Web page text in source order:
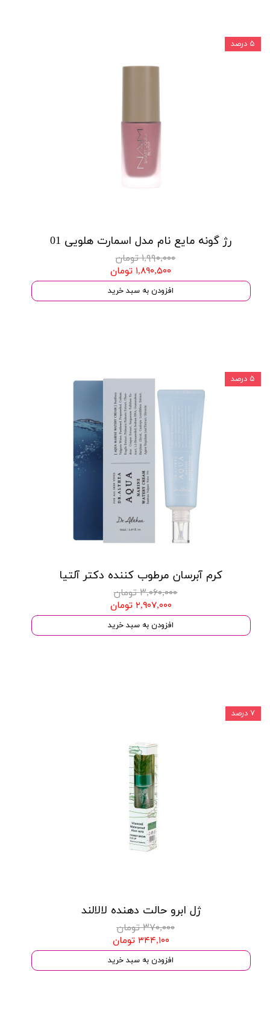
رژ گونه مایع نام مدل اسمارت هلویی 01
۱,۹۹۰,۰۰۰ تومان
۱,۸۹۰,۵۰۰ تومان
افزودن به سبد خرید
۵ درصد
کرم آبرسان مرطوب کننده دکتر آلتیا
۳,۰۶۰,۰۰۰ تومان
۲,۹۰۷,۰۰۰ تومان
افزودن به سبد خرید
۵ درصد
ژل ابرو حالت دهنده لالالند
۳۷۰,۰۰۰ تومان
۳۴۴,۱۰۰ تومان
افزودن به سبد خرید
۷ درصد